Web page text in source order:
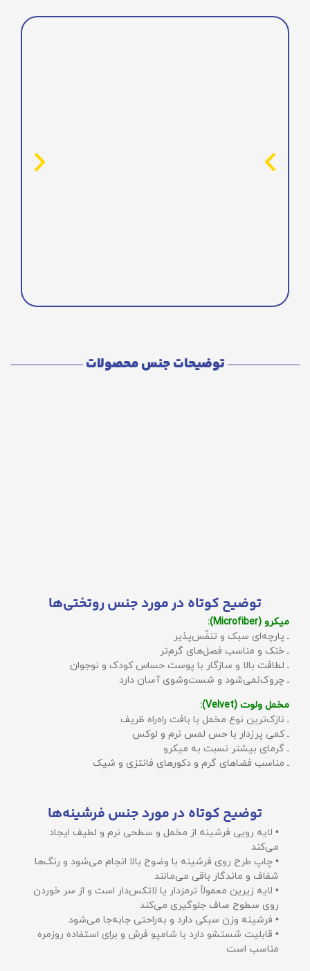
توضیحات جنس محصولات
توضیح کوتاه در مورد جنس روتختی‌ها
میکرو (Microfiber):
ـ پارچه‌ای سبک و تنفّس‌پذیر
ـ خنک و مناسب فصل‌های گرم‌تر
ـ لطافت بالا و سازگار با پوست حساس کودک و نوجوان
ـ چروک‌نمی‌شود و شست‌وشوی آسان دارد
مخمل ولوت (Velvet):
ـ نازک‌ترین نوع مخمل با بافت راه‌راه ظریف
ـ کمی پرزدار با حس لمس نرم و لوکس
ـ گرمای بیشتر نسبت به میکرو
ـ مناسب فضاهای گرم و دکورهای فانتزی و شیک
توضیح کوتاه در مورد جنس فرشینه‌ها
• لایه رویی فرشینه از مخمل و سطحی نرم و لطیف ایجاد
می‌کند
• چاپ طرح روی فرشینه با وضوح بالا انجام می‌شود و رنگ‌ها
شفاف و ماندگار باقی می‌مانند
• لایه زیرین معمولاً ترمزدار یا لاتکس‌دار است و از سر خوردن
روی سطوح صاف جلوگیری می‌کند
• فرشینه وزن سبکی دارد و به‌راحتی جابه‌جا می‌شود
• قابلیت شستشو دارد با شامپو فرش و برای استفاده روزمره
مناسب است